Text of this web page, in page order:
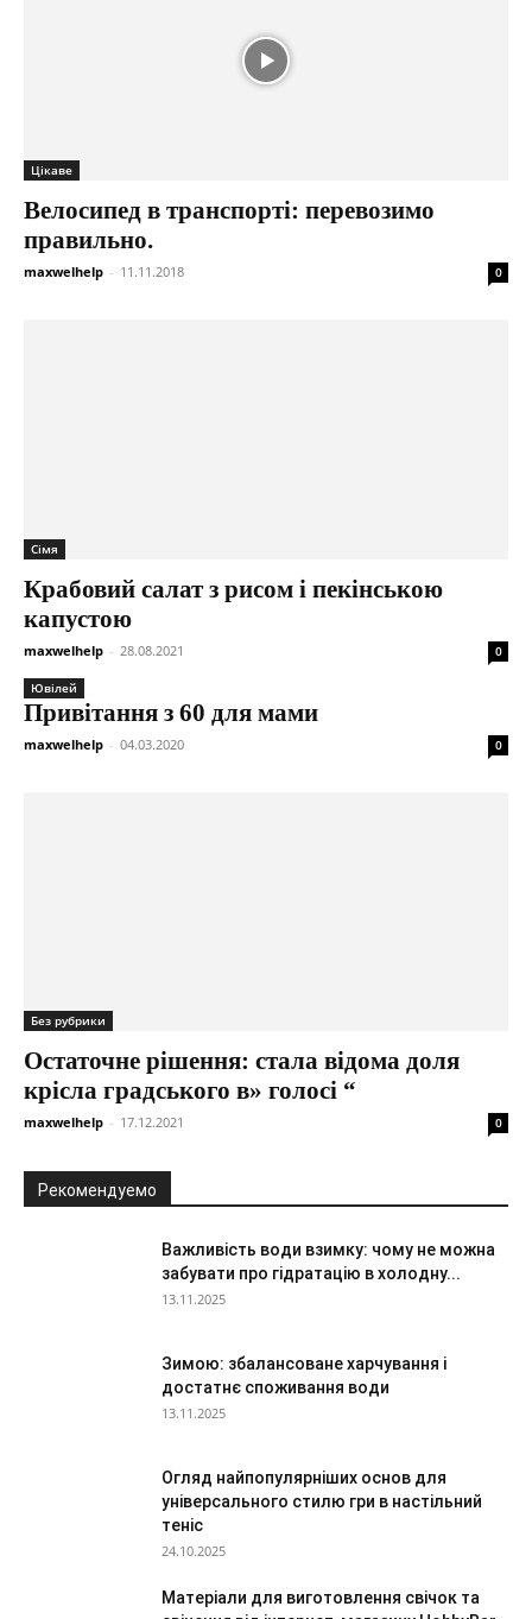
Цікаве
Велосипед в транспорті: перевозимо
правильно.
maxwelhelp - 11.11.2018 0
Сімя
Крабовий салат з рисом і пекінською
капустою
maxwelhelp - 28.08.2021 0
Ювілей
Привітання з 60 для мами
maxwelhelp - 04.03.2020 0
Без рубрики
Остаточне рішення: стала відома доля
крісла градського в» голосі “
maxwelhelp - 17.12.2021 0
Рекомендуемо
Важливість води взимку: чому не можна
забувати про гідратацію в холодну...
13.11.2025
Зимою: збалансоване харчування і
достатнє споживання води
13.11.2025
Огляд найпопулярніших основ для
універсального стилю гри в настільний
теніс
24.10.2025
Матеріали для виготовлення свічок та